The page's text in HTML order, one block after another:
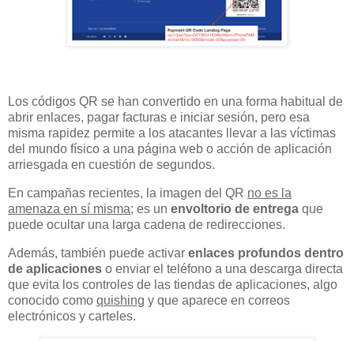
Los códigos QR se han convertido en una forma habitual de
abrir enlaces, pagar facturas e iniciar sesión, pero esa
misma rapidez permite a los atacantes llevar a las víctimas
del mundo físico a una página web o acción de aplicación
arriesgada en cuestión de segundos.
En campañas recientes, la imagen del QR no es la
amenaza en sí misma; es un envoltorio de entrega que
puede ocultar una larga cadena de redirecciones.
Además, también puede activar enlaces profundos dentro
de aplicaciones o enviar el teléfono a una descarga directa
que evita los controles de las tiendas de aplicaciones, algo
conocido como quishing y que aparece en correos
electrónicos y carteles.